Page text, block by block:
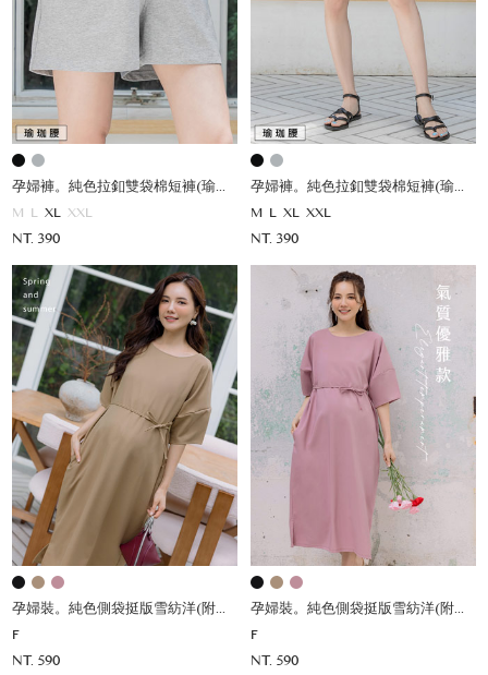
孕婦褲。純色拉釦雙袋棉短褲(瑜珈腰)
M L XL XXL
NT. 390
孕婦褲。純色拉釦雙袋棉短褲(瑜珈腰)
M L XL XXL
NT. 390
孕婦裝。純色側袋挺版雪紡洋(附綁帶)
F
NT. 590
孕婦裝。純色側袋挺版雪紡洋(附綁帶)
F
NT. 590